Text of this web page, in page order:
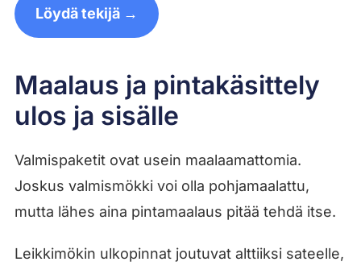
Löydä tekijä →
Maalaus ja pintakäsittely
ulos ja sisälle
Valmispaketit ovat usein maalaamattomia.
Joskus valmismökki voi olla pohjamaalattu,
mutta lähes aina pintamaalaus pitää tehdä itse.
Leikkimökin ulkopinnat joutuvat alttiiksi sateelle,